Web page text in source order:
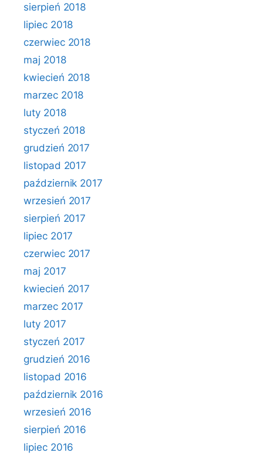
sierpień 2018
lipiec 2018
czerwiec 2018
maj 2018
kwiecień 2018
marzec 2018
luty 2018
styczeń 2018
grudzień 2017
listopad 2017
październik 2017
wrzesień 2017
sierpień 2017
lipiec 2017
czerwiec 2017
maj 2017
kwiecień 2017
marzec 2017
luty 2017
styczeń 2017
grudzień 2016
listopad 2016
październik 2016
wrzesień 2016
sierpień 2016
lipiec 2016